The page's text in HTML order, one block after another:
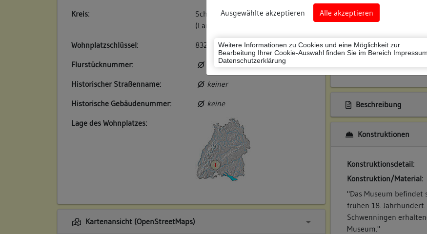
Ausgewählte akzeptieren Alle akzeptieren
Weitere Informationen zu Cookies und eine Möglichkeit zur
Bearbeitung Ihrer Cookie-Auswahl finden Sie im Bereich
Datenschutzerklärung
Kreis:
Schwarzwald-Baar-Kreis
(Landkreis)
Wohnplatzschlüssel:
8326074013
Flurstücknummer:
keine
Historischer Straßenname:
keiner
Historische Gebäudenummer:
keine
Lage des Wohnplatzes:
Kartenansicht (OpenStreetMaps)
Zugeordnete
Beschreibung
Konstruktionen
Konstruktionsdetail:
Konstruktion/Material:
"Das Museum befindet
frühen 18.
Schwenningen
Museum."